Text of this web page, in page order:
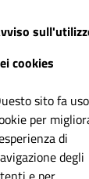
cookies
sito fa
per
di
degli